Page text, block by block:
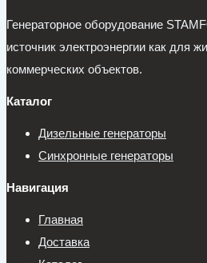
Генераторное оборудование
источник электроэнергии как для
коммерческих объектов.
Каталог
Дизельные генераторы
Синхронные генераторы
Навигация
Главная
Доставка